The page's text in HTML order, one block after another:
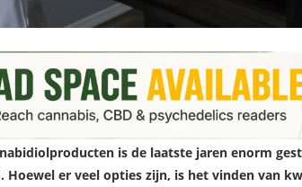
is de laatste jaren enorm
Hoewel er veel opties zijn, is het vinden van